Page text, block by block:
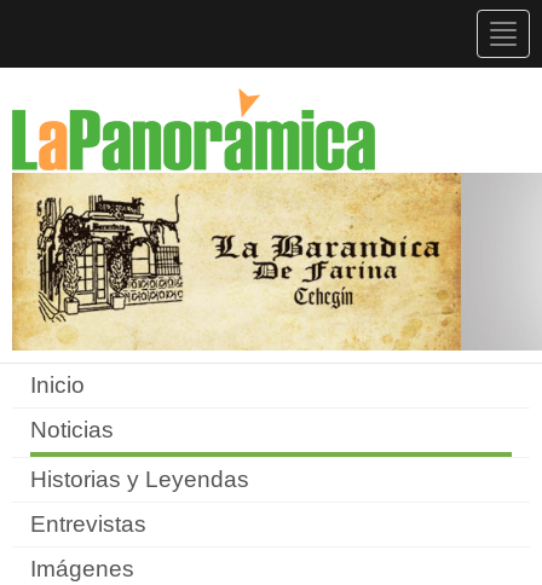
Inicio
Noticias
Historias y Leyendas
Entrevistas
Imágenes